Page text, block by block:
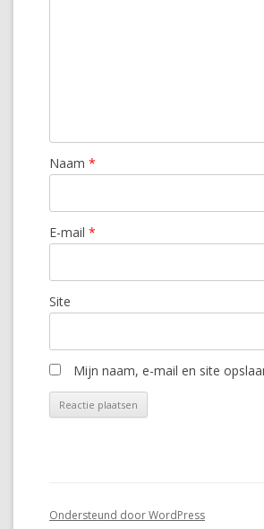
Naam *
E-mail *
Site
Mijn naam, e-mail en site
Ondersteund door WordPress